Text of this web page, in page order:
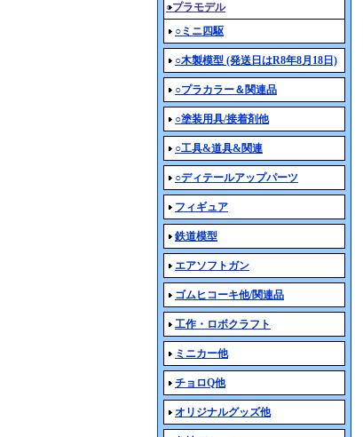
○プラモデル
○ミニ四駆
○木製模型 (発送日はR8年8月18日)
○プラカラー＆関連品
○塗装用具/接着剤他
○工具&道具&関連
○ディテールアップパーツ
フィギュア
鉄道模型
エアソフトガン
ゴムヒコーキ他/関連品
工作・ロボクラフト
ミニカー他
チョロQ他
オリジナルグッズ他